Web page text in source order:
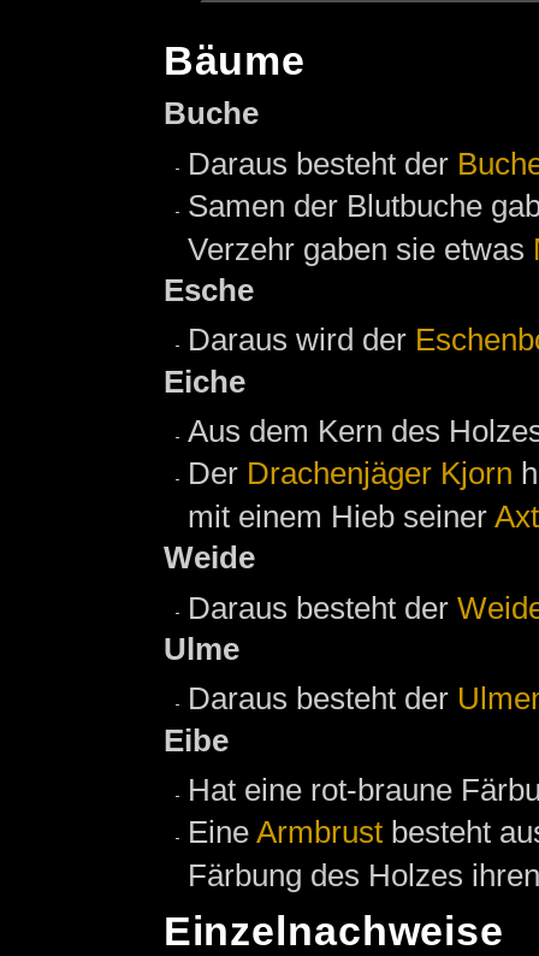
Bäume
Buche
Daraus besteht der
Samen der Blutbuche
Verzehr gaben sie etwas
Esche
Daraus wird der
Eiche
Aus dem Kern des
Der Drachenjäger Kjorn
mit einem Hieb seiner Axt
Weide
Daraus besteht der
Ulme
Daraus besteht der
Eibe
Hat eine rot-braune
Eine Armbrust besteht
Färbung des Holzes
Einzelnachweise